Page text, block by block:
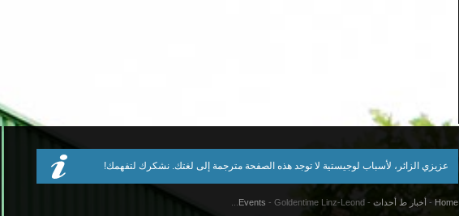
عزيزي الزائر، لأسباب لوجيستية لا توجد هذه الصفحة مترجمة إلى لغتك. نشكرك لتفهمك!
Home
- أخبار ط أحداث -
Events - Goldentime Linz-Leond...